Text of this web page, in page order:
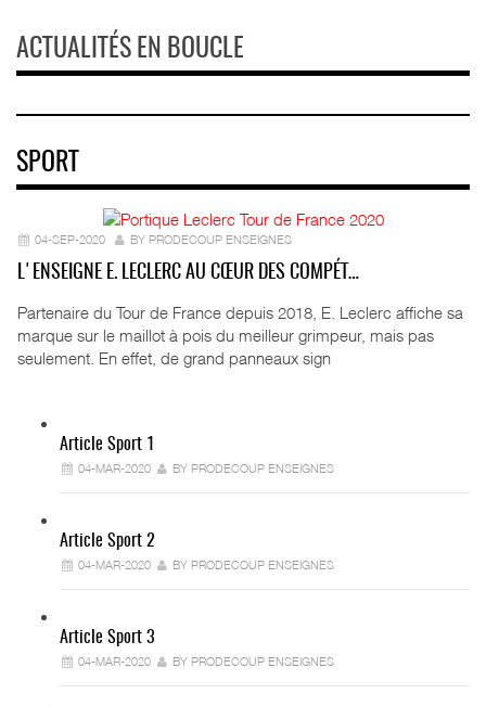
ACTUALITÉS EN BOUCLE
SPORT
04-SEP-2020 BY PRODECOUP ENSEIGNES
L'ENSEIGNE E. LECLERC AU CŒUR DES COMPÉT…
Partenaire du Tour de France depuis 2018, E. Leclerc affiche sa
marque sur le maillot à pois du meilleur grimpeur, mais pas
seulement. En effet, de grand panneaux sign
Article Sport 1
04-MAR-2020 BY PRODECOUP ENSEIGNES
Article Sport 2
04-MAR-2020 BY PRODECOUP ENSEIGNES
Article Sport 3
04-MAR-2020 BY PRODECOUP ENSEIGNES